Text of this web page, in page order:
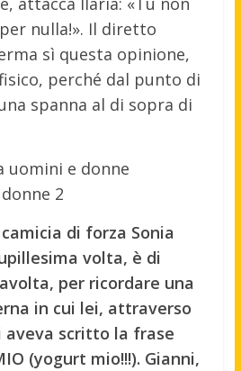
nulla!». Il diretto
sì questa opinione,
perché dal punto di
spanna al di sopra di
di forza Sonia
volta, è di
per ricordare una
in cui lei, attraverso
aveva scritto la frase
(yogurt mio!!!). Gianni,